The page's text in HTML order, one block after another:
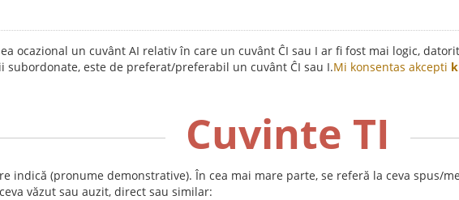
ocazional un cuvânt AI relativ în care un cuvânt ĈI sau I ar fi fost mai logic,
este de preferat/preferabil un cuvânt ĈI sau I.Mi konsentas akcepti
Cuvinte TI
indică (pronume demonstrative). În cea mai mare parte, se referă la ceva spus/
văzut sau auzit, direct sau similar: